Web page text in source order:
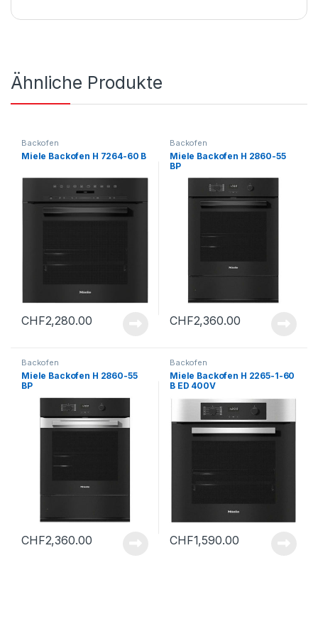
Ähnliche Produkte
Backofen
Miele Backofen H 7264-60 B
CHF2,280.00
Backofen
Miele Backofen H 2860-55
BP
CHF2,360.00
Backofen
Miele Backofen H 2860-55
BP
CHF2,360.00
Backofen
Miele Backofen H 2265-1-60
B ED 400V
CHF1,590.00